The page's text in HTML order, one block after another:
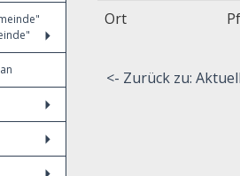
Ort
<- Zurück zu: